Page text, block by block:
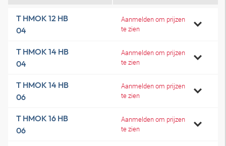
T HMOK 12 HB
04
Aanmelden om prijzen
te zien
T HMOK 14 HB
04
Aanmelden om prijzen
te zien
T HMOK 14 HB
06
Aanmelden om prijzen
te zien
T HMOK 16 HB
06
Aanmelden om prijzen
te zien